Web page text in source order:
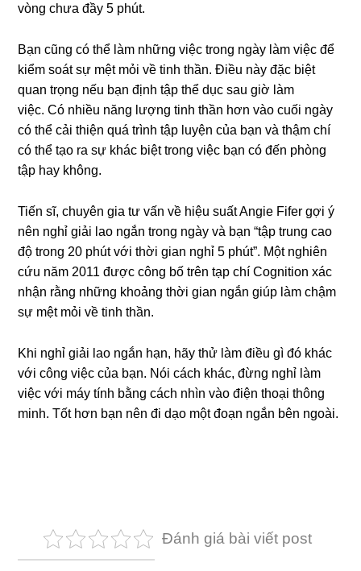
vòng chưa đầy 5 phút.
Bạn cũng có thể làm những việc trong ngày làm việc để
kiểm soát sự mệt mỏi về tinh thần. Điều này đặc biệt
quan trọng nếu bạn định tập thể dục sau giờ làm
việc. Có nhiều năng lượng tinh thần hơn vào cuối ngày
có thể cải thiện quá trình tập luyện của bạn và thậm chí
có thể tạo ra sự khác biệt trong việc bạn có đến phòng
tập hay không.
Tiến sĩ, chuyên gia tư vấn về hiệu suất Angie Fifer gợi ý
nên nghỉ giải lao ngắn trong ngày và bạn “tập trung cao
độ trong 20 phút với thời gian nghỉ 5 phút”. Một nghiên
cứu năm 2011 được công bố trên tạp chí Cognition xác
nhận rằng những khoảng thời gian ngắn giúp làm chậm
sự mệt mỏi về tinh thần.
Khi nghỉ giải lao ngắn hạn, hãy thử làm điều gì đó khác
với công việc của bạn. Nói cách khác, đừng nghỉ làm
việc với máy tính bằng cách nhìn vào điện thoại thông
minh. Tốt hơn bạn nên đi dạo một đoạn ngắn bên ngoài.
Đánh giá bài viết post